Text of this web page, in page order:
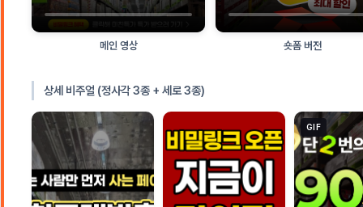
메인 영상 숏폼 버전
상세 비주얼 (정사각 3종 + 세로 3종)
GIF